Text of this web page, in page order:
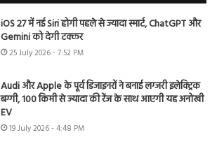
iOS 27 में नई Siri होगी पहले से ज्यादा स्मार्ट, ChatGPT और
Gemini को देगी टक्कर
25 July 2026 - 7:52 PM
Audi और Apple के पूर्व डिजाइनरों ने बनाई लग्जरी इलेक्ट्रिक
बग्गी, 100 किमी से ज्यादा की रेंज के साथ आएगी यह अनोखी
EV
19 July 2026 - 4:48 PM